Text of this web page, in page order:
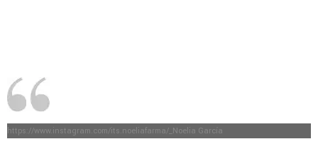
https://www.instagram.com/its.noeliafarma/_Noelia García